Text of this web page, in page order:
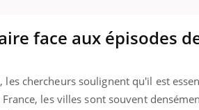
face aux épisodes
chercheurs soulignent qu'il est
les villes sont souvent